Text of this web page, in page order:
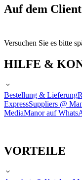
Auf dem
Versuchen Sie es bitte
HILFE &
Bestellung & Lieferung
ExpressSuppliers @
MediaManor auf
VORTEILE